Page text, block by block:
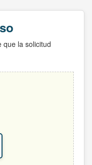
que la solicitud